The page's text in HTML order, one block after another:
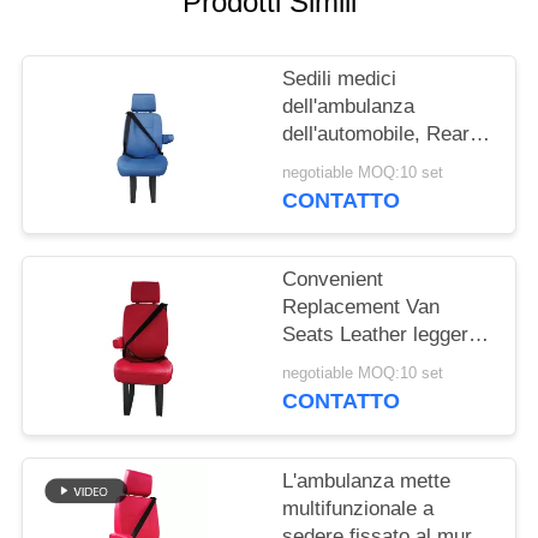
POLICY
Sedili medici
dell'ambulanza
dell'automobile, Rear
Van Seats With
piegante una cintura di
negotiable MOQ:10 set
CONTATTO
Convenient
Replacement Van
Seats Leather leggero
che riguarda colore
rosso
negotiable MOQ:10 set
CONTATTO
L'ambulanza mette
multifunzionale a